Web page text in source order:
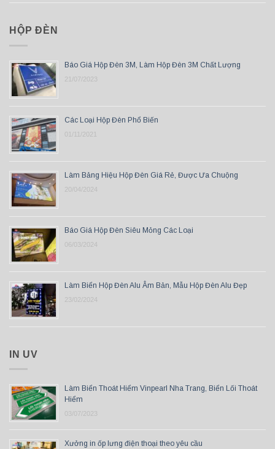
HỘP ĐÈN
Báo Giá Hộp Đèn 3M, Làm Hộp Đèn 3M Chất Lượng
21/07/2023
Các Loại Hộp Đèn Phổ Biến
01/11/2021
Làm Bảng Hiệu Hộp Đèn Giá Rẻ, Được Ưa Chuộng
20/04/2024
Báo Giá Hộp Đèn Siêu Mỏng Các Loại
06/03/2024
Làm Biển Hộp Đèn Alu Âm Bản, Mẫu Hộp Đèn Alu Đẹp
23/02/2024
IN UV
Làm Biển Thoát Hiểm Vinpearl Nha Trang, Biển Lối Thoát
Hiểm
03/07/2023
Xưởng in ốp lưng điện thoại theo yêu cầu